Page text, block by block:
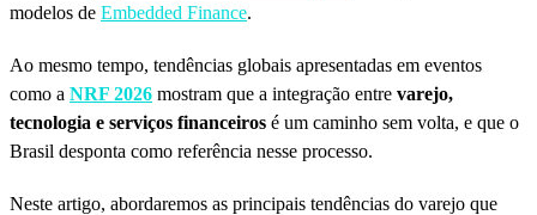
modelos de Embedded Finance.
Ao mesmo tempo, tendências globais apresentadas em eventos
como a NRF 2026 mostram que a integração entre varejo,
tecnologia e serviços financeiros é um caminho sem volta, e que o
Brasil desponta como referência nesse processo.
Neste artigo, abordaremos as principais tendências do varejo que